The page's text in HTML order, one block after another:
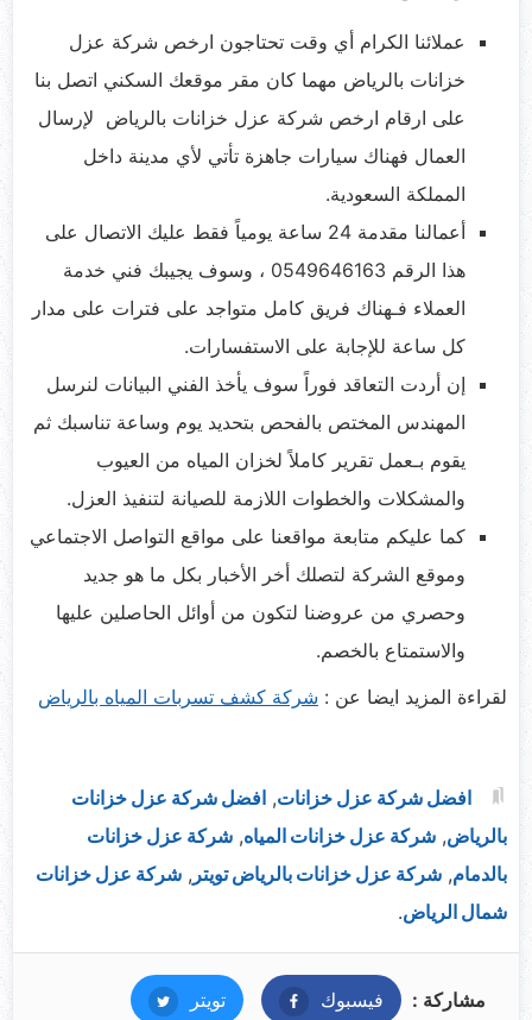
عملائنا الكرام أي وقت تحتاجون ارخص شركة عزل
خزانات بالرياض مهما كان مقر موقعك السكني اتصل بنا
على ارقام ارخص شركة عزل خزانات بالرياض لإرسال
العمال فهناك سيارات جاهزة تأتي لأي مدينة داخل
المملكة السعودية.
أعمالنا مقدمة 24 ساعة يومياً فقط عليك الاتصال على
هذا الرقم 0549646163 ، وسوف يجيبك فني خدمة
العملاء فـهناك فريق كامل متواجد على فترات على مدار
كل ساعة للإجابة على الاستفسارات.
إن أردت التعاقد فوراً سوف يأخذ الفني البيانات لنرسل
المهندس المختص بالفحص بتحديد يوم وساعة تناسبك ثم
يقوم بـعمل تقرير كاملاً لخزان المياه من العيوب
والمشكلات والخطوات اللازمة للصيانة لتنفيذ العزل.
كما عليكم متابعة مواقعنا على مواقع التواصل الاجتماعي
وموقع الشركة لتصلك أخر الأخبار بكل ما هو جديد
وحصري من عروضنا لتكون من أوائل الحاصلين عليها
والاستمتاع بالخصم.
لقراءة المزيد ايضا عن : شركة كشف تسربات المياه بالرياض
افضل شركة عزل خزانات, افضل شركة عزل خزانات
بالرياض, شركة عزل خزانات المياه, شركة عزل خزانات
بالدمام, شركة عزل خزانات بالرياض تويتر , شركة عزل خزانات
شمال الرياض.
مشاركة : فيسبوك فيسبوكتويتر تويتر